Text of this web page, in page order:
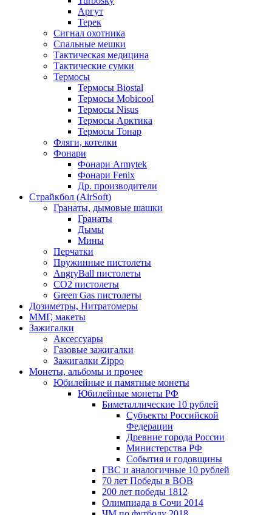
Аргут
Терек
Сигнал охотника
Спальные мешки
Тактическая медицина
Тактические сумки
Термосы
Термосы Biostal
Термосы Mobicool
Термосы Nisus
Термосы Арктика
Термосы Тонар
Фляги, котелки
Фонари
Фонари Armytek
Фонари Fenix
Др. производители
Страйкбол (AirSoft)
Гранаты, дымовые шашки
Гранаты
Дымы
Мины
Перчатки
Пружинные пистолеты
AngryBall пистолеты
CO2 пистолеты
Green Gas пистолеты
Дозиметры, Нитратомеры
ММГ, макеты
Зажигалки
Аксессуары
Газовые зажигалки
Зажигалки Zippo
Монеты, альбомы и прочее
Юбилейные и памятные монеты
Юбилейные монеты РФ
Биметаллические 10 рублей
Субъекты Российской
Федерации
Древние города России
Министерства РФ
События и годовщины
ГВС и аналогичные 10 рублей
70 лет Победы в ВОВ
200 лет победы 1812
Олимпиада в Сочи 2014